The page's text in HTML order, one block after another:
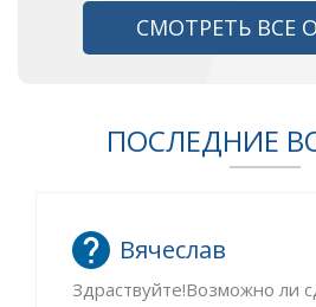
СМОТРЕТЬ ВСЕ
ПОСЛЕДНИЕ
Вячеслав
Здраствуйте!Возможно ли